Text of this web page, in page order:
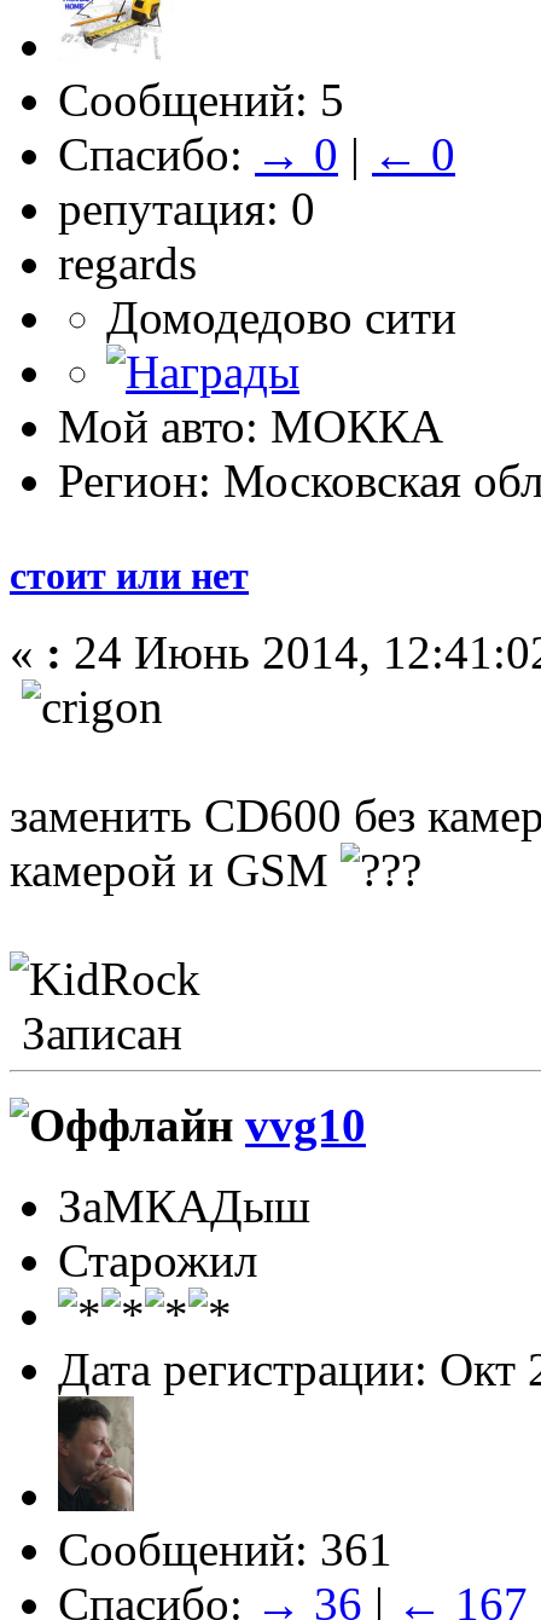
Сообщений: 5
Спасибо: → 0 | ← 0
репутация: 0
regards
Домодедово сити
Мой авто: МОККА
Регион: Московская
стоит или нет
« : 24 Июнь 2014,
заменить CD600 без
камерой и GSM
Записан
vvg10
ЗаМКАДыш
Старожил
Дата регистрации: Окт
Сообщений: 361
Спасибо: → 36 | ← 167